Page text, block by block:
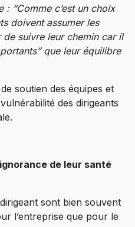
“Comme c’est un choix
doivent assumer les
suivre leur chemin car il
que leur équilibre
soutien des équipes et
des dirigeants
de leur santé
sont bien souvent
l’entreprise que pour le